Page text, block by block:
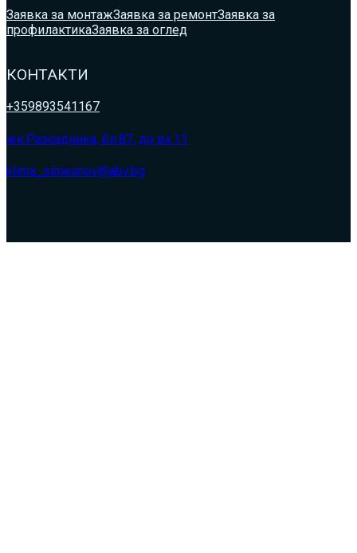
Заявка за монтажЗаявка за ремонтЗаявка за
профилактикаЗаявка за оглед
КОНТАКТИ
+359893541167
жк.Разсадника, бл.87, до вх.11
klima_simeonov@abv.bg